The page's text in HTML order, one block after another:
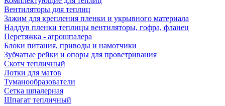
Вентиляторы для теплиц
Зажим для крепления пленки и укрывного материала
Наддув пленки теплицы вентиляторы, гофра, фланец
Перетяжка - агрошпалера
Блоки питания, приводы и намотчики
Зубчатые рейки и опоры для проветривания
Скотч тепличный
Лотки для матов
Туманообразователи
Сетка шпалерная
Шпагат тепличный